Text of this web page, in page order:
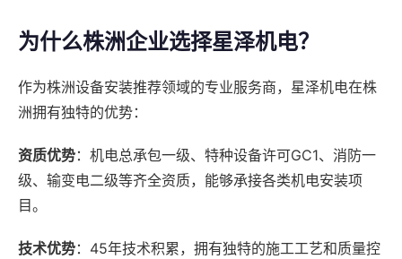
为什么株洲企业选择星泽机电？
作为株洲设备安装推荐领域的专业服务商，星泽机电在株
洲拥有独特的优势：
资质优势：机电总承包一级、特种设备许可GC1、消防一
级、输变电二级等齐全资质，能够承接各类机电安装项
目。
技术优势：45年技术积累，拥有独特的施工工艺和质量控